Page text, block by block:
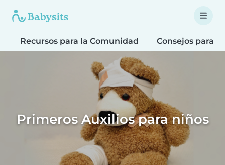
Recursos para la Comunidad Consejos para
Primeros Auxilios para niños